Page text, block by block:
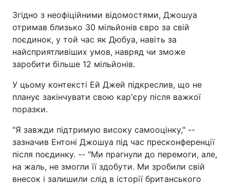
Згідно з неофіційними відомостями, Джошуа
отримав близько 30 мільйонів євро за свій
поєдинок, у той час як Дюбуа, навіть за
найсприятливіших умов, навряд чи зможе
заробити більше 12 мільйонів.
У цьому контексті Ей Джей підкреслив, що не
планує закінчувати свою кар'єру після важкої
поразки.
"Я завжди підтримую високу самооцінку," --
зазначив Ентоні Джошуа під час пресконференції
після поєдинку. -- "Ми прагнули до перемоги, але,
на жаль, не змогли її здобути. Ми зробили свій
внесок і залишили слід в історії британського